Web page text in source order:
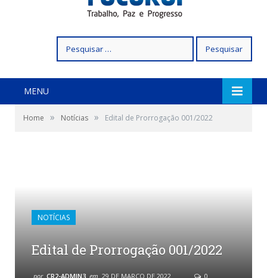
por:
MENU
Home » Notícias » Edital de Prorrogação 001/2022
NOTÍCIAS
Edital de Prorrogação 001/2022
por CR2-ADMIN3 em 29 DE MARÇO DE 2022
0